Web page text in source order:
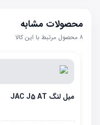
محصولات مشابه
۸ محصول مرتبط با این کالا
میل لنگ JAC J5 AT